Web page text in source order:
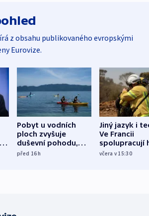
z obsahu publikovaného evropskými
Eurovize.
Pobyt u vodních
ploch zvyšuje
duševní pohodu,
ukázala
před 16h
Jiný jazyk i
Ve Francii
spolupracují
různých zemí
včera v 15:30